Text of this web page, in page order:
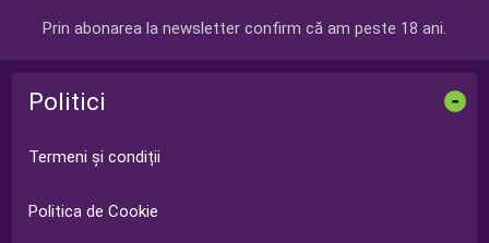
Prin abonarea la newsletter confirm că am peste 18 ani.
Politici -
Termeni și condiții
Politica de Cookie